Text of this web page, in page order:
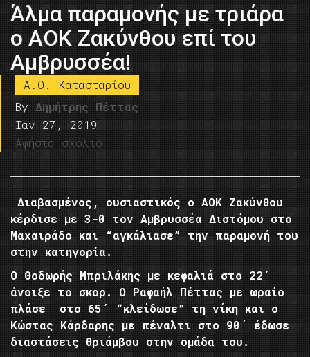
Άλμα παραμονής με τριάρα
ο ΑΟΚ Ζακύνθου επί του
Αμβρυσσέα!
A.O. Kατασταρίου
By Δημήτρης Πέττας
Ιαν 27, 2019
Αφήστε σχόλιο
Διαβασμένος, ουσιαστικός ο ΑΟΚ Ζακύνθου
κέρδισε με 3-0 τον Αμβρυσσέα Διστόμου στο
Μαχαιράδο και “αγκάλιασε” την παραμονή του
στην κατηγορία.
Ο Θοδωρής Μπριλάκης με κεφαλιά στο 22΄
άνοιξε το σκορ. Ο Ραφαήλ Πέττας με ωραίο
πλάσε στο 65΄ “κλείδωσε” τη νίκη και ο
Κώστας Κάρδαρης με πέναλτι στο 90΄ έδωσε
διαστάσεις θριάμβου στην ομάδα του.